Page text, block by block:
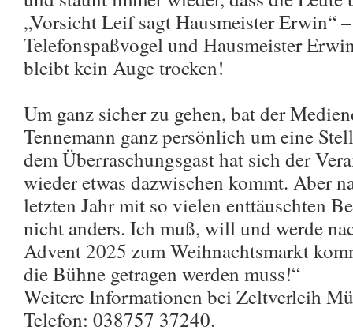
„Vorsicht Leif sagt Hausmeister Erwin“
Telefonspaßvogel und Hausmeister
bleibt kein Auge trocken!
Um ganz sicher zu gehen, bat der
Tennemann ganz persönlich um eine
dem Überraschungsgast hat sich der
wieder etwas dazwischen kommt. Aber
letzten Jahr mit so vielen enttäuschten
nicht anders. Ich muß, will und werde
Advent 2025 zum Weihnachtsmarkt
die Bühne getragen werden muss!“
Weitere Informationen bei Zeltverleih
Telefon: 038757 37240.